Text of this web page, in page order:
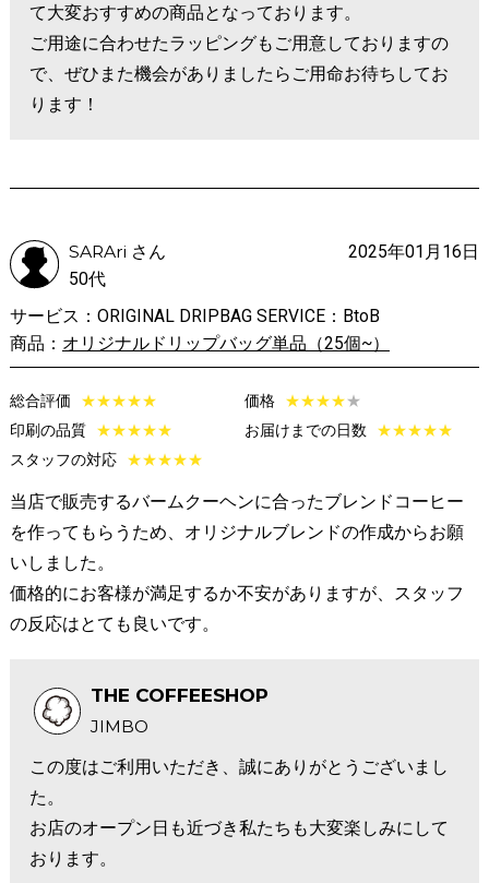
て大変おすすめの商品となっております。
ご用途に合わせたラッピングもご用意しておりますの
で、ぜひまた機会がありましたらご用命お待ちしてお
ります！
SARAri さん
50代
サービス：ORIGINAL DRIPBAG SERVICE：BtoB
商品： オリジナルドリップバッグ単品（25個~）
2025年01月16日
総合評価 ★★★★★ 価格 ★★★★★
印刷の品質
★★★★★ お届けまでの日数 ★★★★★
スタッフの対応
★★★★★
当店で販売するバームクーヘンに合ったブレンドコーヒー
を作ってもらうため、オリジナルブレンドの作成からお願
いしました。
価格的にお客様が満足するか不安がありますが、スタッフ
の反応はとても良いです。
THE COFFEESHOP
JIMBO
この度はご利用いただき、誠にありがとうございまし
た。
お店のオープン日も近づき私たちも大変楽しみにして
おります。